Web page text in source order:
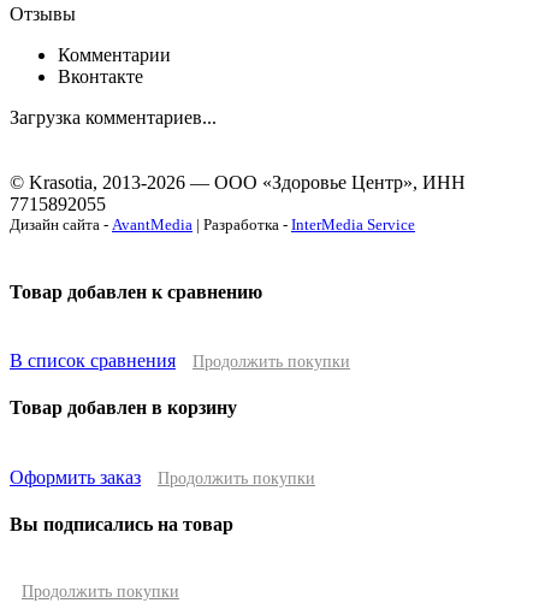
Отзывы
Комментарии
Вконтакте
Загрузка комментариев...
© Krasotia, 2013-2026 — ООО «Здоровье Центр», ИНН
7715892055
Дизайн сайта - AvantMedia | Разработка - InterMedia Service
Товар добавлен к сравнению
В список сравнения Продолжить покупки
Товар добавлен в корзину
Оформить заказ Продолжить покупки
Вы подписались на товар
Продолжить покупки